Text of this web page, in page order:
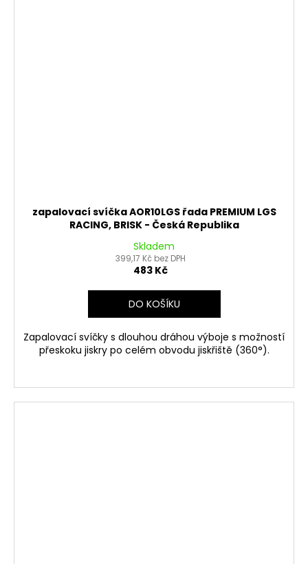
zapalovací svíčka AOR10LGS řada PREMIUM LGS
RACING, BRISK - Česká Republika
Skladem
399,17 Kč bez DPH
483 Kč
DO KOŠÍKU
Zapalovací svíčky s dlouhou dráhou výboje s možností
přeskoku jiskry po celém obvodu jiskřiště (360°).